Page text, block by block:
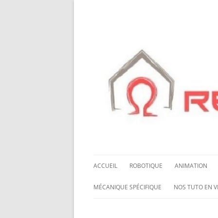
ACCUEIL ROBOTIQUE
NOS ROBOTS
ANIMATION
HALLOWING M0
MÉCANIQUE SPÉCIFIQUE NOS TUTO EN